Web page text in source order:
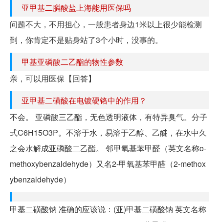
亚甲基二膦酸盐上海能用医保吗
问题不大，不用担心，一般患者身边1米以上很少能检测
到，你肯定不是贴身站了3个小时，没事的。
甲基亚磷酸二乙酯的物性参数
亲，可以用医保【回答】
亚甲基二磺酸在电镀硬铬中的作用？
不会。 亚磷酸三乙酯，无色透明液体，有特异臭气。分子
式C6H15O3P。不溶于水，易溶于乙醇、乙醚，在水中久
之会水解成亚磷酸二乙酯。 邻甲氧基苯甲醛（英文名称o-
methoxybenzaldehyde）又名2-甲氧基苯甲醛（2-methox
ybenzaldehyde）
甲基二磺酸钠 准确的应该说：(亚)甲基二磺酸钠 英文名称